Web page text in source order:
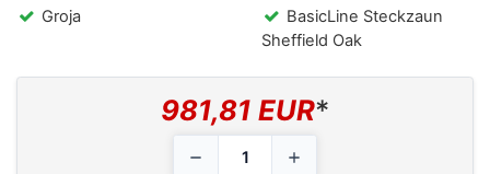
Groja
BasicLine Steckzaun
Sheffield Oak
981,81 EUR*